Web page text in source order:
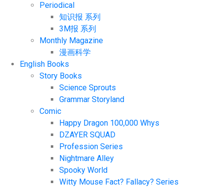
Periodical
知识报 系列
3M报 系列
Monthly Magazine
漫画科学
English Books
Story Books
Science Sprouts
Grammar Storyland
Comic
Happy Dragon 100,000 Whys
DZAYER SQUAD
Profession Series
Nightmare Alley
Spooky World
Witty Mouse Fact? Fallacy? Series